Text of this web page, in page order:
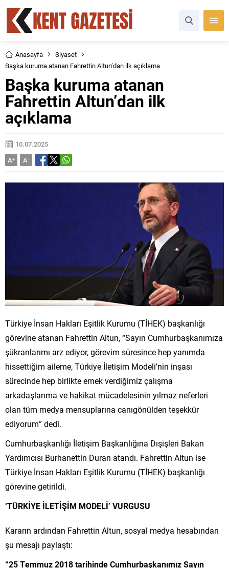
Anasayfa
Siyaset
Başka kuruma atanan Fahrettin Altun’dan ilk açıklama
Başka kuruma atanan
Fahrettin Altun’dan ilk
açıklama
10.07.2025
A+ A-
Türkiye İnsan Hakları Eşitlik Kurumu (TİHEK) başkanlığı
görevine atanan Fahrettin Altun, “Sayın Cumhurbaşkanımıza
şükranlarımı arz ediyor, görevim süresince hep yanımda
hissettiğim aileme, Türkiye İletişim Modeli’nin inşası
sürecinde hep birlikte emek verdiğimiz çalışma
arkadaşlarıma ve hakikat mücadelesinin yılmaz neferleri
olan tüm medya mensuplarına canıgönülden teşekkür
ediyorum” dedi.
Cumhurbaşkanlığı İletişim Başkanlığına Dışişleri Bakan
Yardımcısı Burhanettin Duran atandı. Fahrettin Altun ise
Türkiye İnsan Hakları Eşitlik Kurumu (TİHEK) başkanlığı
görevine getirildi.
‘TÜRKİYE İLETİŞİM MODELİ’ VURGUSU
Kararın ardından Fahrettin Altun, sosyal medya hesabından
şu mesajı paylaştı:
“25 Temmuz 2018 tarihinde Cumhurbaşkanımız Sayın